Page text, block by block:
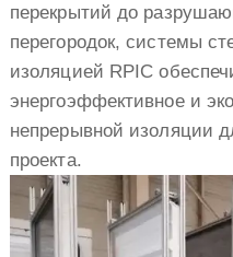
перекрытий до
перегородок, системы
изоляцией RPIC
энергоэффективное и
непрерывной изоляции
проекта.